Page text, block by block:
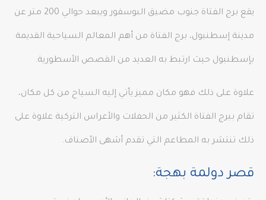
يقع برج الفتاة جنوب مضيق البوسفور ويبعد حوالي 200 متر عن
مدينة إسطنبول، برج الفتاة من أهم المعالم السياحية القديمة
بإسطنبول حيث ارتبط به العديد من القصص الأسطورية.
علاوة على ذلك فهو مكان مميز يأتي إليه السياح من كل مكان،
تقام ببرج الفتاة الكثير من الحفلات والأعراس التركية علاوة على
ذلك تنتشر به المطاعم التي تقدم أشهى الأصناف.
قصر دولمة بهجة: